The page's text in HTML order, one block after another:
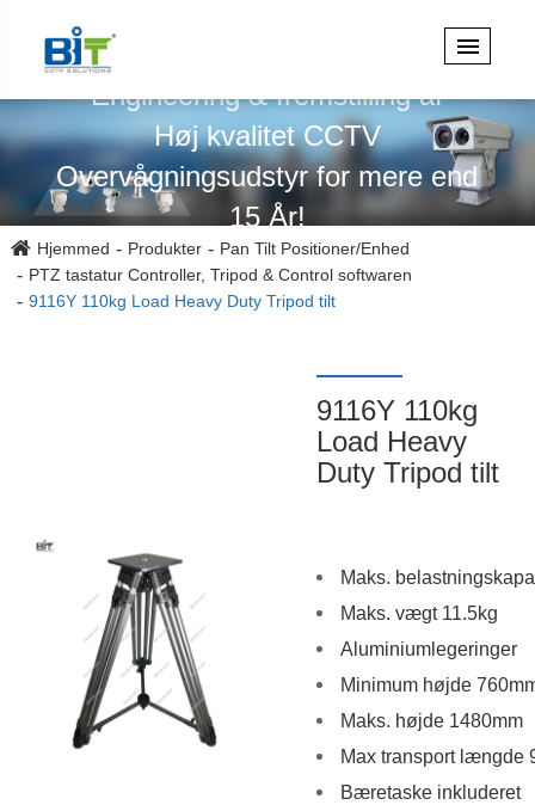
Engineering & fremstilling af
Høj kvalitet CCTV
Overvågningsudstyr for mere end
15 År!
Hjemmed Produkter
Pan Tilt Positioner/Enhed
PTZ tastatur Controller, Tripod & Control softwaren
9116Y 110kg Load Heavy Duty Tripod tilt
9116Y 110kg
Load Heavy
Duty Tripod tilt
Maks.
Maks. vægt 11.5kg
Aluminiumlegeringer
Minimum højde
Maks. højde 1480mm
Max transport længde
Bæretaske inkluderet